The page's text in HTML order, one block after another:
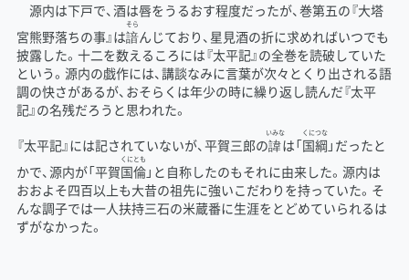
源内は下戸で、酒は唇をうるおす程度だったが、巻第五の『大塔
宮熊野落ちの事』は諳
そら
んじており、星見酒の折に求めればいつでも
披露した。十二を数えるころには『太平記』の全巻を読破していた
という。源内の戯作には、講談なみに言葉が次々とくり出される語
調の快さがあるが、おそらくは年少の時に繰り返し読んだ『太平
記』の名残だろうと思われた。
『太平記』には記されていないが、平賀三郎の諱
いみな
は「国
くに
綱
つな
」だったと
かで、源内が「平賀国
くに
倫
とも
」と自称したのもそれに由来した。源内は
おおよそ四百以上も大昔の祖先に強いこだわりを持っていた。そ
んな調子では一人扶持三石の米蔵番に生涯をとどめていられるは
ずがなかった。